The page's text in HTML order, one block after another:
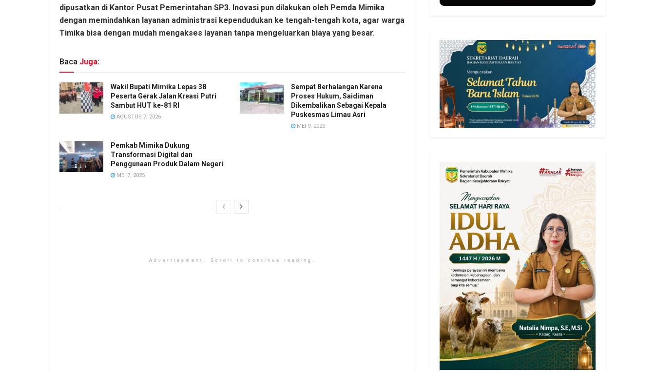
dipusatkan di Kantor Pusat Pemerintahan SP3. Inovasi pun dilakukan oleh Pemda Mimika
dengan memindahkan layanan administrasi kependudukan ke tengah-tengah kota, agar warga
Timika bisa dengan mudah mengakses layanan tanpa mengeluarkan biaya yang besar.
Baca Juga:
Wakil Bupati Mimika Lepas 38
Peserta Gerak Jalan Kreasi Putri
Sambut HUT ke-81 RI
AGUSTUS 7, 2026
Sempat Berhalangan Karena
Proses Hukum, Saidiman
Dikembalikan Sebagai Kepala
Puskesmas Limau Asri
MEI 9, 2025
Pemkab Mimika Dukung
Transformasi Digital dan
Penggunaan Produk Dalam Negeri
MEI 7, 2025
Advertisement. Scroll to continue reading.